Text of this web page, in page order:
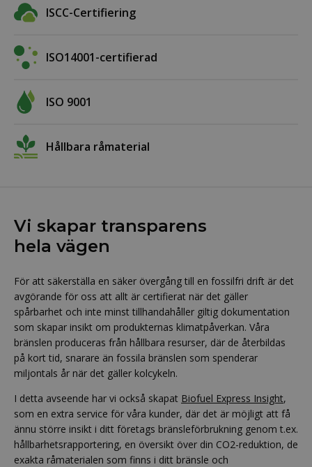
ISCC-Certifiering
ISO14001-certifierad
ISO 9001
Hållbara råmaterial
Vi skapar transparens
hela vägen
För att säkerställa en säker övergång till en fossilfri drift är det
avgörande för oss att allt är certifierat när det gäller
spårbarhet och inte minst tillhandahåller giltig dokumentation
som skapar insikt om produkternas klimatpåverkan. Våra
bränslen produceras från hållbara resurser, där de återbildas
på kort tid, snarare än fossila bränslen som spenderar
miljontals år när det gäller kolcykeln.
I detta avseende har vi också skapat Biofuel Express Insight,
som en extra service för våra kunder, där det är möjligt att få
ännu större insikt i ditt företags bränsleförbrukning genom t.ex.
hållbarhetsrapportering, en översikt över din CO2-reduktion, de
exakta råmaterialen som finns i ditt bränsle och